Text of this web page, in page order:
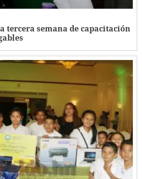
tercera semana de capacitación